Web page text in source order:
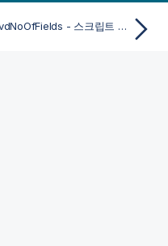
QvdNoOfFields - 스크립트 함수